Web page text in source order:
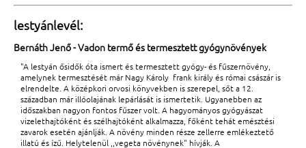
lestyánlevél:
Bernáth Jenő - Vadon termő és termesztett gyógynövények
"A lestyán ősidők óta ismert és termesztett gyógy- és fűszernövény,
amelynek termesztését már Nagy Károly frank király és római császár is
elrendelte. A középkori orvosi könyvekben is szerepel, sőt a 12.
században már illóolajának lepárlását is ismertetik. Ugyanebben az
időszakban nagyon fontos fűszer volt. A hagyományos gyógyászat
vizelethajtóként és szélhajtóként alkalmazza, főként tehát emésztési
zavarok esetén ajánlják. A növény minden része zellerre emlékeztető
illatú és ízű. Helytelenül ,,vegeta növénynek" hívják. A